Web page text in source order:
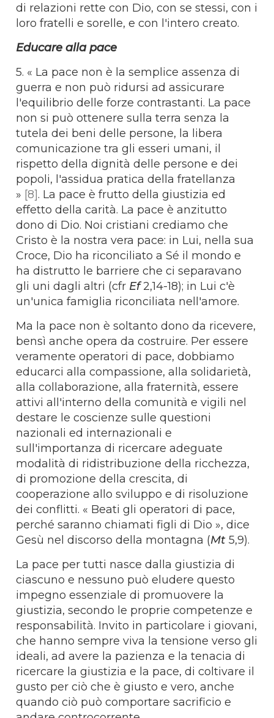
di relazioni rette con Dio, con se stessi, con i
loro fratelli e sorelle, e con l'intero creato.
Educare alla pace
5. « La pace non è la semplice assenza di
guerra e non può ridursi ad assicurare
l'equilibrio delle forze contrastanti. La pace
non si può ottenere sulla terra senza la
tutela dei beni delle persone, la libera
comunicazione tra gli esseri umani, il
rispetto della dignità delle persone e dei
popoli, l'assidua pratica della fratellanza
» [8]. La pace è frutto della giustizia ed
effetto della carità. La pace è anzitutto
dono di Dio. Noi cristiani crediamo che
Cristo è la nostra vera pace: in Lui, nella sua
Croce, Dio ha riconciliato a Sé il mondo e
ha distrutto le barriere che ci separavano
gli uni dagli altri (cfr Ef2,14-18); in Lui c'è
un'unica famiglia riconciliata nell'amore.
Ma la pace non è soltanto dono da ricevere,
bensì anche opera da costruire. Per essere
veramente operatori di pace, dobbiamo
educarci alla compassione, alla solidarietà,
alla collaborazione, alla fraternità, essere
attivi all'interno della comunità e vigili nel
destare le coscienze sulle questioni
nazionali ed internazionali e
sull'importanza di ricercare adeguate
modalità di ridistribuzione della ricchezza,
di promozione della crescita, di
cooperazione allo sviluppo e di risoluzione
dei conflitti. « Beati gli operatori di pace,
perché saranno chiamati figli di Dio », dice
Gesù nel discorso della montagna (Mt 5,9).
La pace per tutti nasce dalla giustizia di
ciascuno e nessuno può eludere questo
impegno essenziale di promuovere la
giustizia, secondo le proprie competenze e
responsabilità. Invito in particolare i giovani,
che hanno sempre viva la tensione verso gli
ideali, ad avere la pazienza e la tenacia di
ricercare la giustizia e la pace, di coltivare il
gusto per ciò che è giusto e vero, anche
quando ciò può comportare sacrificio e